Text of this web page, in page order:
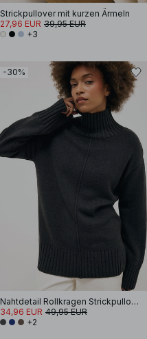
Strickpullover mit kurzen Ärmeln
27,96 EUR 39,95 EUR
+3
-30%
Nahtdetail Rollkragen Strickpullover
34,96 EUR 49,95 EUR
+2